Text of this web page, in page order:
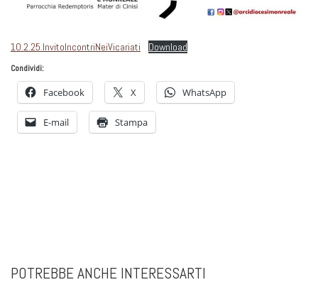
10.2.25.InvitoIncontriNeiVicariati Download
Condividi:
Facebook X WhatsApp
E-mail Stampa
POTREBBE ANCHE INTERESSARTI